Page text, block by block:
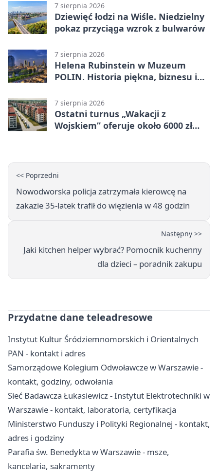
7 sierpnia 2026
Dziewięć łodzi na Wiśle. Niedzielny
pokaz przyciąga wzrok z bulwarów
7 sierpnia 2026
Helena Rubinstein w Muzeum
POLIN. Historia piękna, biznesu i
7 sierpnia 2026
Ostatni turnus „Wakacji z
Wojskiem” oferuje około 6000 zł
<< Poprzedni
Nowodworska policja zatrzymała kierowcę na
zakazie 35-latek trafił do więzienia w 48 godzin
Następny >>
Jaki kitchen helper wybrać? Pomocnik kuchenny
dla dzieci – poradnik zakupu
Przydatne dane teleadresowe
Instytut Kultur Śródziemnomorskich i Orientalnych
PAN - kontakt i adres
Samorządowe Kolegium Odwoławcze w Warszawie -
kontakt, godziny, odwołania
Sieć Badawcza Łukasiewicz - Instytut Elektrotechniki w
Warszawie - kontakt, laboratoria, certyfikacja
Ministerstwo Funduszy i Polityki Regionalnej - kontakt,
adres i godziny
Parafia św. Benedykta w Warszawie - msze,
kancelaria, sakramenty